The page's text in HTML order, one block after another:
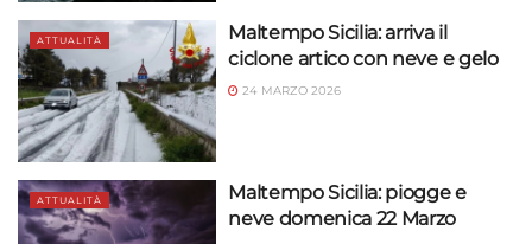
ATTUALITÀ
Maltempo Sicilia: arriva il
ciclone artico con neve e gelo
24 MARZO 2026
ATTUALITÀ
Maltempo Sicilia: piogge e
neve domenica 22 Marzo